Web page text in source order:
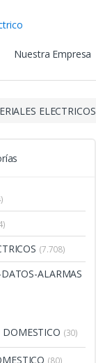
Nuestra Empresa
ELECTRICOS
(7.708)
ALARMAS
DOMESTICO (30)
(80)